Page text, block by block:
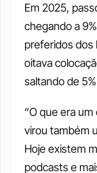
Em 2025,
chegando a
preferidos dos
oitava
saltando de
“O que era
virou também
Hoje existem
podcasts e